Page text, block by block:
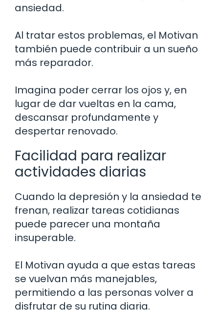
ansiedad.
Al tratar estos problemas, el Motivan
también puede contribuir a un sueño
más reparador.
Imagina poder cerrar los ojos y, en
lugar de dar vueltas en la cama,
descansar profundamente y
despertar renovado.
Facilidad para realizar
actividades diarias
Cuando la depresión y la ansiedad te
frenan, realizar tareas cotidianas
puede parecer una montaña
insuperable.
El Motivan ayuda a que estas tareas
se vuelvan más manejables,
permitiendo a las personas volver a
disfrutar de su rutina diaria.